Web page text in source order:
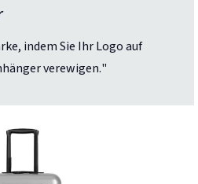
indem Sie Ihr Logo auf
verewigen."